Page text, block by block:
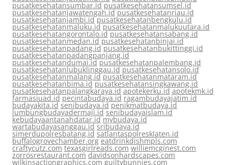
pusatkesehatansumbar.id pusatkesehatansumsel.id
pusatkesehatanjawatengah.id pusatkesehatanriau.id
pusatkesehatanjambi.id pusatkesehatanbengkulu.id
pusatkesehatanmaluku.id pusatkesehatanmalukuutara.id
pusatkesehatangorontalo.id pusatkesehatansabang.id
pusatkesehatanmedan.id pusatkesehatanbinjai.id
pusatkesehatanpadang.id pusatkesehatanbukittinggi.id
pusatkesehatanpadangpanjang.id
pusatkesehatandumai.id pusatkesehatanpalembang.id
pusatkesehatanlubuklinggau.id pusatkesehatansolo.id
pusatkesehatanmalang.id pusatkesehatanmataram.id
pusatkesehatanbima.id pusatkesehatansingkawang.id
pusatkesehatanpalangkaraya.id apotekerku.id apotekmk.id
farmasiuad.id pecintabudaya.id ragambudayajatim.id
budayakita.id senibudaya.id penikmatbudaya.id
lumbungbudayadermaji.id senibudayaislam.id
kebudayaantanahdatar.id mybudaya.id
wartabudayasanggau.id sribudaya.id
simerdupolresbatang.id satlantaspolresklaten.id
buffalogrovechamber.org eatdrinkdishmpls.com
craftycutz.com texasgirlreads.com williemcginest.com
zorrosrestaurant.com davidsonhardscapes.com
wilkinsactiongraphics.com guiltybunnies.com